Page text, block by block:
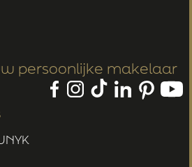
persoonlijke makelaar